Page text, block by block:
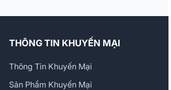
THÔNG TIN KHUYẾN MẠI
Thông Tin Khuyến Mại
Sản Phẩm Khuyến Mại